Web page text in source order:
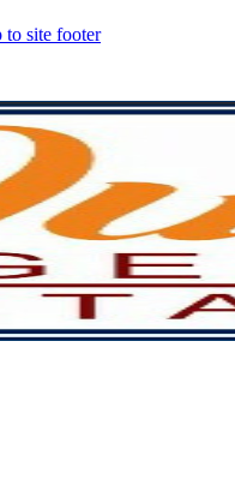
to site footer